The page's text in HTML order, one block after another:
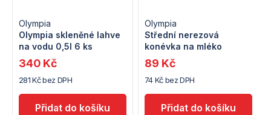
Olympia skleněné lahve
na vodu 0,5l 6 ks
Olympia
281 Kč bez DPH
340 Kč
Střední nerezová
konévka na mléko
Olympia
74 Kč bez DPH
89 Kč